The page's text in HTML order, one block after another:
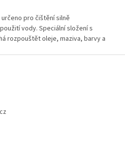
pro čištění silně
vody. Speciální složení s
rozpouštět oleje, maziva, barvy a